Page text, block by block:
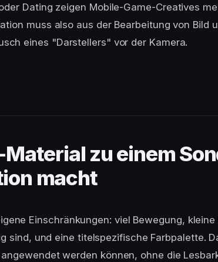
Dating zeigen Mobile-Game-Creatives
muss also aus der Bearbeitung von Bild
eines "Darstellers" vor der Kamera.
Material zu einem
macht
Einschränkungen: viel Bewegung, kleine
sind, und eine titelspezifische Farbpalette.
werden können, ohne die